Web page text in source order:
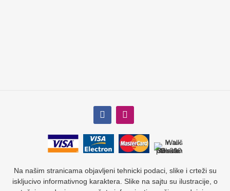
Na našim stranicama objavljeni tehnicki podaci, slike i crteži su
iskljucivo informativnog karaktera. Slike na sajtu su ilustracije, o